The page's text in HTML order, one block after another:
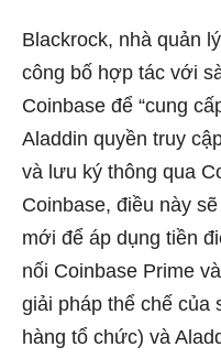
Blackrock, nhà quản
công bố hợp tác với
Coinbase để “cung
Aladdin quyền truy
và lưu ký thông qua
Coinbase, điều này
mới để áp dụng tiền
nối Coinbase Prime
giải pháp thể chế của
hàng tổ chức) và